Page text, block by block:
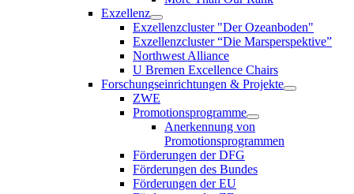
Exzellenz
Exzellenzcluster "Der Ozeanboden"
Exzellenzcluster “Die Marsperspektive”
Northwest Alliance
U Bremen Excellence Chairs
Forschungseinrichtungen & Projekte
ZWE
Promotionsprogramme
Anerkennung von
Promotionsprogrammen
Förderungen der DFG
Förderungen des Bundes
Förderungen der EU